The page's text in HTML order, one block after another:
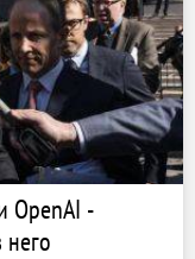
OpenAI -
него